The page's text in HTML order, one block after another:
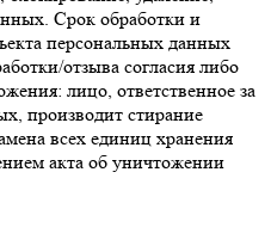
Срок обработки и
персональных данных
отзыва согласия либо
лицо, ответственное за
производит стирание
всех единиц хранения
акта об уничтожении